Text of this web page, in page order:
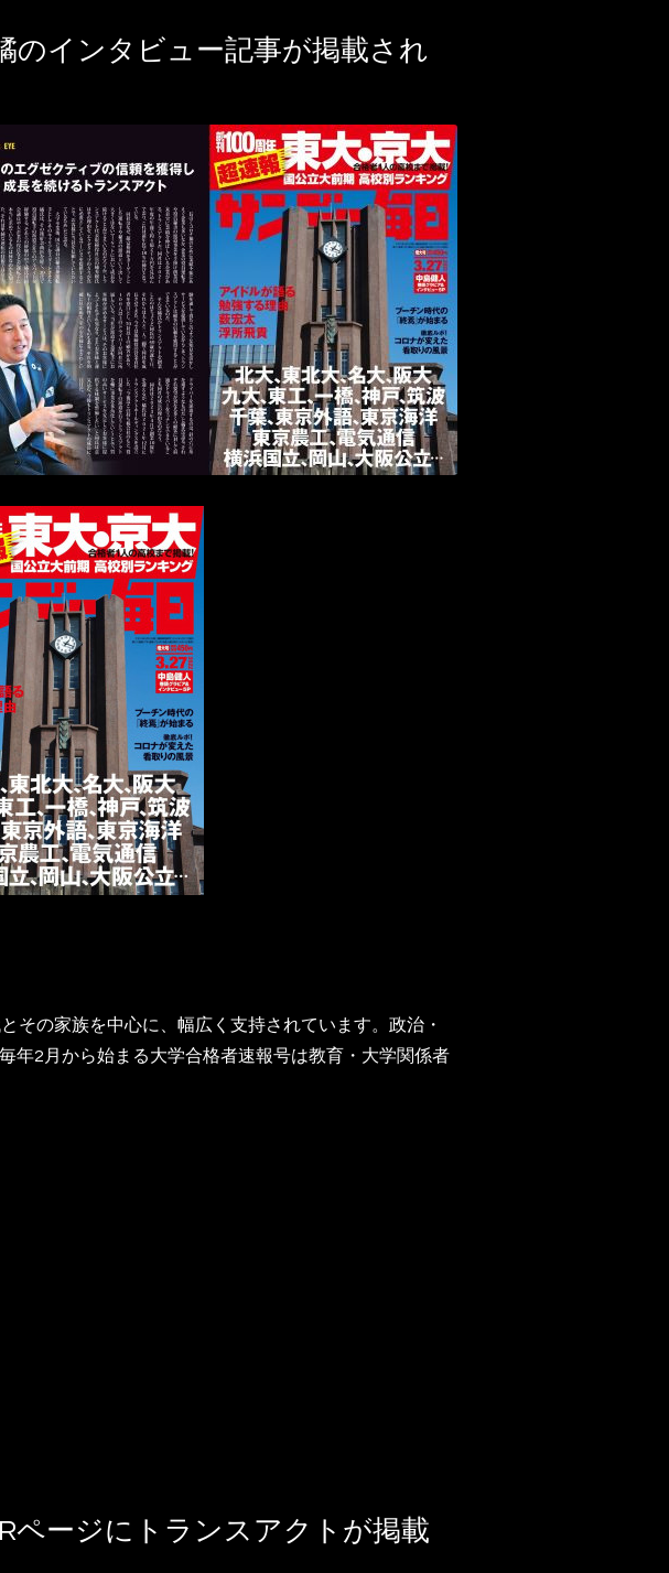
のインタビュー記事が掲載され
その家族を中心に、幅広く支持されています。政治・
年2月から始まる大学合格者速報号は教育・大学関係者
ページにトランスアクトが掲載